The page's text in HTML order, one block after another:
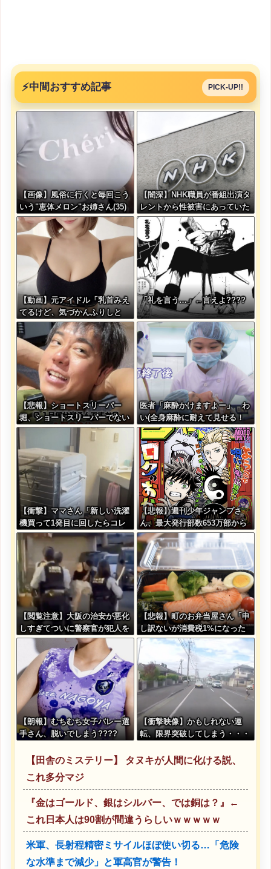
⚡中間おすすめ記事 PICK-UP!!
【画像】風俗に行くと毎回こう
いう"恵体メロン"お姉さん(35)
を指名してしまうんやが・・・
【闇深】NHK職員が番組出演タ
レントから性被害にあっていた
ことが発覚してしまう・・・
【動画】元アイドル「乳首みえ
てるけど、気づかんふりしと
こ」
「礼を言う…」←言えよ????
【悲報】ショートスリーパー
堀、ショートスリーパーでない
事がバレてしまう
医者「麻酔かけますよー」 わ
い(全身麻酔に耐えて見せる！
うおおおおおお！！！！)
【衝撃】ママさん「新しい洗濯
機買って1発目に回したらコレ
w」
【悲報】週刊少年ジャンプさ
ん、最大発行部数653万部から
急降下でついに100万部を割っ
てしまう
【閲覧注意】大阪の治安が悪化
しすぎてついに警察官が犯人を
銃殺。いよいよアメリカみたい
になってきたな
【悲報】町のお弁当屋さん「申
し訳ないが消費税1%になった
らその分商品代を値上げする
わ」
【朗報】むちむち女子バレー選
手さん、脱いでしまう????
【衝撃映像】かもしれない運
転、限界突破してしまう・・・
【田舎のミステリー】 タヌキが人間に化ける説、
これ多分マジ
『金はゴールド、銀はシルバー、では銅は？』←
これ日本人は90割が間違うらしいｗｗｗｗｗ
米軍、長射程精密ミサイルほぼ使い切る…「危険
な水準まで減少」と軍高官が警告！